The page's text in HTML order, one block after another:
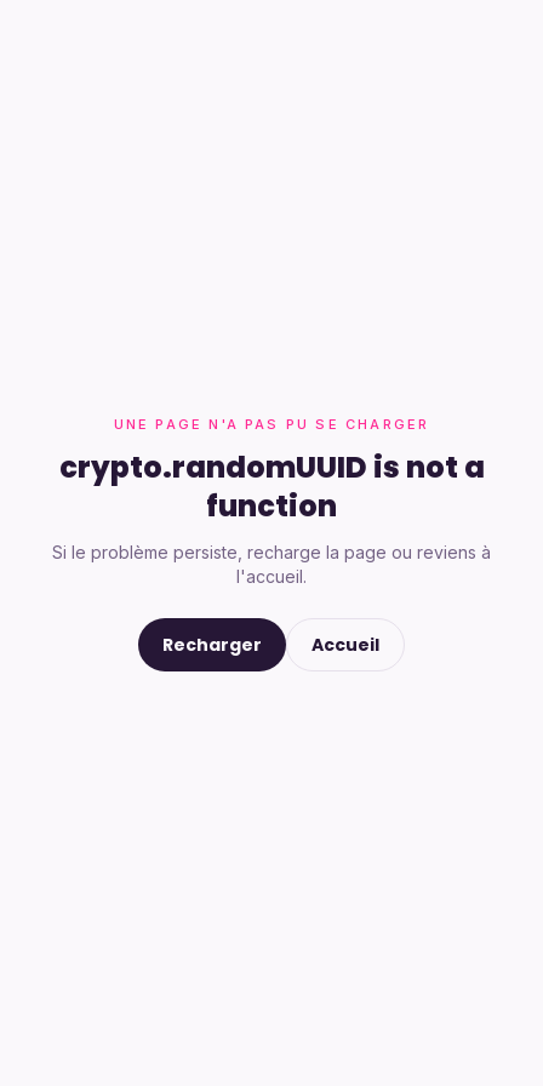
UNE PAGE N'A PAS PU SE CHARGER
crypto.randomUUID is not a
function
Si le problème persiste, recharge la page ou reviens à
l'accueil.
Recharger Accueil